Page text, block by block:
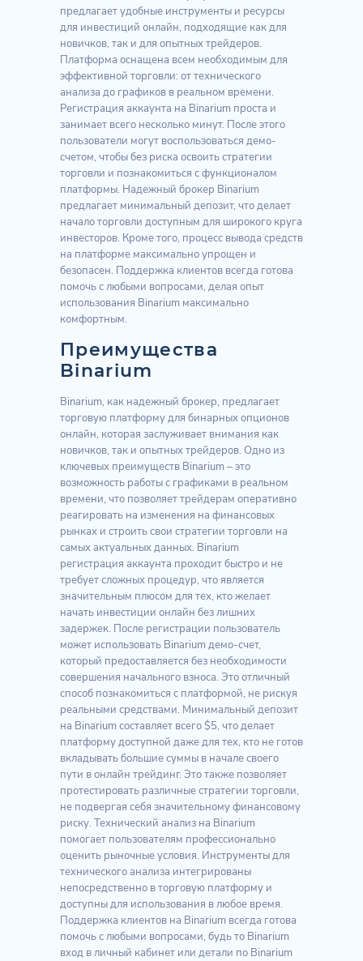
предлагает удобные инструменты и ресурсы
для инвестиций онлайн, подходящие как для
новичков, так и для опытных трейдеров.
Платформа оснащена всем необходимым для
эффективной торговли: от технического
анализа до графиков в реальном времени.
Регистрация аккаунта на Binarium проста и
занимает всего несколько минут. После этого
пользователи могут воспользоваться демо-
счетом, чтобы без риска освоить стратегии
торговли и познакомиться с функционалом
платформы. Надежный брокер Binarium
предлагает минимальный депозит, что делает
начало торговли доступным для широкого круга
инвесторов. Кроме того, процесс вывода средств
на платформе максимально упрощен и
безопасен. Поддержка клиентов всегда готова
помочь с любыми вопросами, делая опыт
использования Binarium максимально
комфортным.
Преимущества
Binarium
Binarium, как надежный брокер, предлагает
торговую платформу для бинарных опционов
онлайн, которая заслуживает внимания как
новичков, так и опытных трейдеров. Одно из
ключевых преимуществ Binarium – это
возможность работы с графиками в реальном
времени, что позволяет трейдерам оперативно
реагировать на изменения на финансовых
рынках и строить свои стратегии торговли на
самых актуальных данных. Binarium
регистрация аккаунта проходит быстро и не
требует сложных процедур, что является
значительным плюсом для тех, кто желает
начать инвестиции онлайн без лишних
задержек. После регистрации пользователь
может использовать Binarium демо-счет,
который предоставляется без необходимости
совершения начального взноса. Это отличный
способ познакомиться с платформой, не рискуя
реальными средствами. Минимальный депозит
на Binarium составляет всего $5, что делает
платформу доступной даже для тех, кто не готов
вкладывать большие суммы в начале своего
пути в онлайн трейдинг. Это также позволяет
протестировать различные стратегии торговли,
не подвергая себя значительному финансовому
риску. Технический анализ на Binarium
помогает пользователям профессионально
оценить рыночные условия. Инструменты для
технического анализа интегрированы
непосредственно в торговую платформу и
доступны для использования в любое время.
Поддержка клиентов на Binarium всегда готова
помочь с любыми вопросами, будь то Binarium
вход в личный кабинет или детали по Binarium